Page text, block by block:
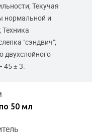
50 мл
Текучая
нормальной и
"сэндвич";
двухслойного
45 ± 3.